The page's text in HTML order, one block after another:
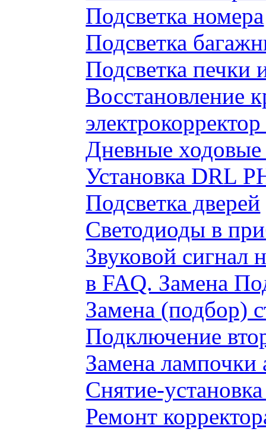
Подсветка номера
Подсветка
Подсветка печки
Восстановление
Дневные ходовые
Установка DRL
Подсветка дверей
Светодиоды в
Звуковой сигнал
в FAQ. Замена
Замена (подбор)
Подключение
Замена лампочки
Снятие-
Ремонт